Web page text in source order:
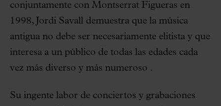
conjuntamente con Montserrat Figueras en
1998, Jordi Savall demuestra que la música
antigua no debe ser necesariamente elitista y que
interesa a un público de todas las edades cada
vez más diverso y más numeroso .
Su ingente labor de conciertos y grabaciones